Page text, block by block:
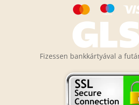
Fizessen bankkártyával a